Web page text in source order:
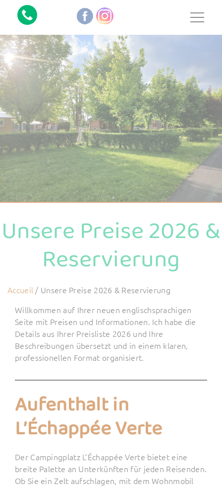
Unsere Preise 2026 &
Reservierung
Accueil / Unsere Preise 2026 & Reservierung
Willkommen auf Ihrer neuen englischsprachigen
Seite mit Preisen und Informationen. Ich habe die
Details aus Ihrer Preisliste 2026 und Ihre
Beschreibungen übersetzt und in einem klaren,
professionellen Format organisiert.
Aufenthalt in
L’Échappée Verte
Der Campingplatz L’Échappée Verte bietet eine
breite Palette an Unterkünften für jeden Reisenden.
Ob Sie ein Zelt aufschlagen, mit dem Wohnmobil